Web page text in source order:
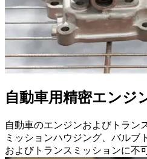
自動車用精密エンジ
自動車のエンジンおよびトラン
ミッションハウジング、バル
およびトランスミッションに不